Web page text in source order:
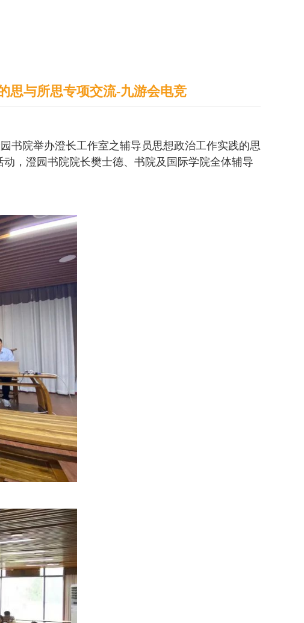
思与所思专项交流-九游会电竞
书院举办澄长工作室之辅导员思想政治工作实践的思
，澄园书院院长樊士德、书院及国际学院全体辅导